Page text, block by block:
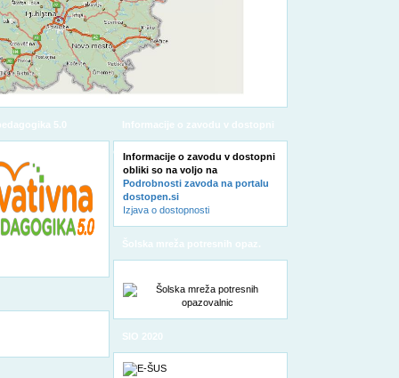
5.0 Informacije o zavodu v dostopni
oblikiInformacije o zavodu v dostopni
obliki so na voljo na
Podrobnosti zavoda na portalu
dostopen.si
Izjava o dostopnosti
Šolska mreža potresnih opaz.
SIO 2020